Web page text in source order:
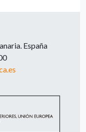
España